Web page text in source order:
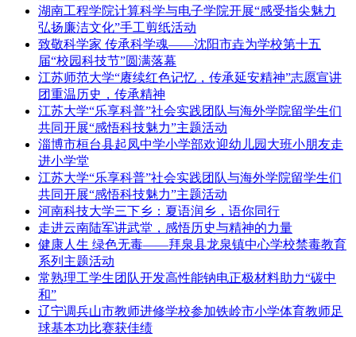
湖南工程学院计算科学与电子学院开展“感受指尖魅力
弘扬廉洁文化”手工剪纸活动
致敬科学家 传承科学魂——沈阳市垚为学校第十五
届“校园科技节”圆满落幕
江苏师范大学“赓续红色记忆，传承延安精神”志愿宣讲
团重温历史，传承精神
江苏大学“乐享科普”社会实践团队与海外学院留学生们
共同开展“感悟科技魅力”主题活动
淄博市桓台县起凤中学小学部欢迎幼儿园大班小朋友走
进小学堂
江苏大学“乐享科普”社会实践团队与海外学院留学生们
共同开展“感悟科技魅力”主题活动
河南科技大学三下乡：夏语润乡，语你同行
走进云南陆军讲武堂，感悟历史与精神的力量
健康人生 绿色无毒——拜泉县龙泉镇中心学校禁毒教育
系列主题活动
常熟理工学生团队开发高性能钠电正极材料助力“碳中
和”
辽宁调兵山市教师进修学校参加铁岭市小学体育教师足
球基本功比赛获佳绩